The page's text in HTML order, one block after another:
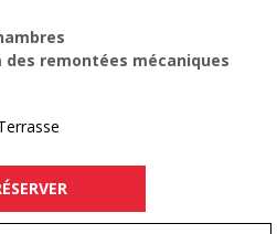
des remontées mécaniques